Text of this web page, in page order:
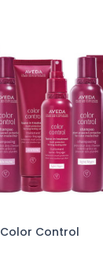
Color Control